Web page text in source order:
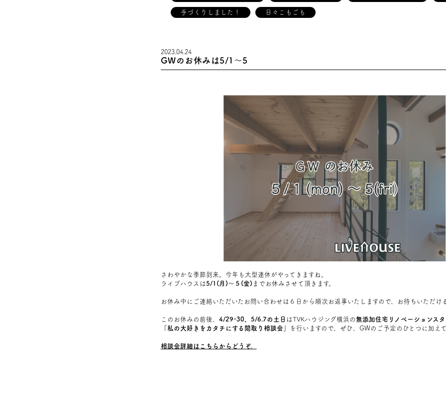
手づくりしました！ 日々こもごも
2023.04.24
GWのお休みは5/1～5
さわやかな季節到来。今年も大型連休がやってきますね。
ライブハウスは5/1(月)～５(金) までお休みさせて頂きます。
お休み中にご連絡いただいたお問い合わせは６日から順次お返事いたしますので、お待ちいただけ
このお休みの前後、 4/29･30、5/6.7の土日 はTVKハウジング横浜の無添加住宅リノベーションスタ
「私の大好きをカタチにする間取り相談会」
を行いますので、ぜひ、GWのご予定のひとつに加え
相談会詳細はこちらからどうぞ。